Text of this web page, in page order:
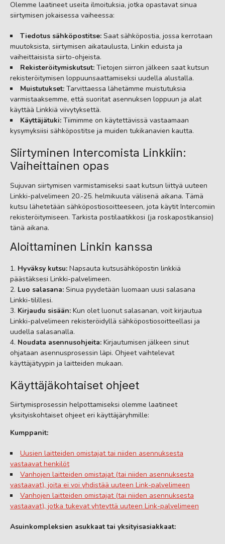
Olemme laatineet useita ilmoituksia, jotka opastavat sinua
siirtymisen jokaisessa vaiheessa:
Tiedotus sähköpostitse: Saat sähköpostia, jossa kerrotaan
muutoksista, siirtymisen aikataulusta, Linkin eduista ja
vaiheittaisista siirto-ohjeista.
Rekisteröitymiskutsut: Tietojen siirron jälkeen saat kutsun
rekisteröitymisen loppuunsaattamiseksi uudella alustalla.
Muistutukset: Tarvittaessa lähetämme muistutuksia
varmistaaksemme, että suoritat asennuksen loppuun ja alat
käyttää Linkkiä viivytyksettä.
Käyttäjätuki: Tiimimme on käytettävissä vastaamaan
kysymyksiisi sähköpostitse ja muiden tukikanavien kautta.
Siirtyminen Intercomista Linkkiin:
Vaiheittainen opas
Sujuvan siirtymisen varmistamiseksi saat kutsun liittyä uuteen
Linkki-palvelimeen 20.-25. helmikuuta välisenä aikana. Tämä
kutsu lähetetään sähköpostiosoitteeseen, jota käytit Intercomiin
rekisteröitymiseen. Tarkista postilaatikkosi (ja roskapostikansio)
tänä aikana.
Aloittaminen Linkin kanssa
Hyväksy kutsu: Napsauta kutsusähköpostin linkkiä
päästäksesi Linkki-palvelimeen.
Luo salasana: Sinua pyydetään luomaan uusi salasana
Linkki-tilillesi.
Kirjaudu sisään: Kun olet luonut salasanan, voit kirjautua
Linkki-palvelimeen rekisteröidyllä sähköpostiosoitteellasi ja
uudella salasanalla.
Noudata asennusohjeita: Kirjautumisen jälkeen sinut
ohjataan asennusprosessin läpi. Ohjeet vaihtelevat
käyttäjätyypin ja laitteiden mukaan.
Käyttäjäkohtaiset ohjeet
Siirtymisprosessin helpottamiseksi olemme laatineet
yksityiskohtaiset ohjeet eri käyttäjäryhmille:
Kumppanit:
Uusien laitteiden omistajat tai niiden asennuksesta
vastaavat henkilöt
Vanhojen laitteiden omistajat (tai niiden asennuksesta
vastaavat), joita ei voi yhdistää uuteen Link-palvelimeen
Vanhojen laitteiden omistajat (tai niiden asennuksesta
vastaavat), jotka tukevat yhteyttä uuteen Link-palvelimeen
Asuinkompleksien asukkaat tai yksityisasiakkaat: